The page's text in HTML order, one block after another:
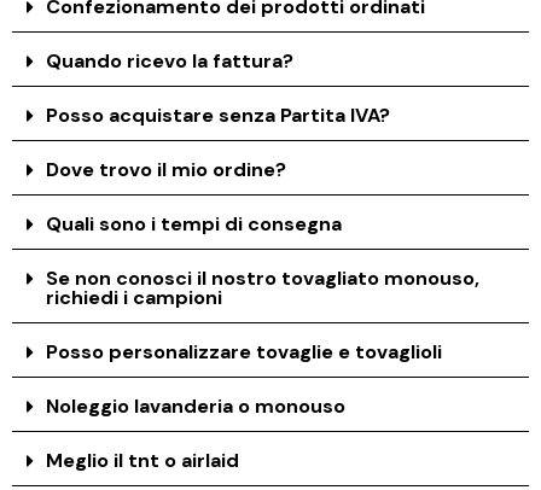
Confezionamento dei prodotti ordinati
Quando ricevo la fattura?
Posso acquistare senza Partita IVA?
Dove trovo il mio ordine?
Quali sono i tempi di consegna
Se non conosci il nostro tovagliato monouso,
richiedi i campioni
Posso personalizzare tovaglie e tovaglioli
Noleggio lavanderia o monouso
Meglio il tnt o airlaid